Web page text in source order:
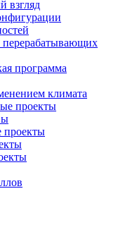
взгляд
перерабатывающих
программа
климата
проекты
проекты